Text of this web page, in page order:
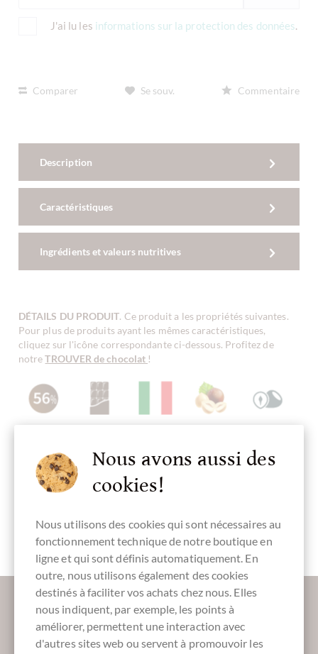
J'ai lu les informations sur la protection des données.
Comparer Se souv. Commentaire
Description
Caractéristiques
Ingrédients et valeurs nutritives
DÉTAILS DU PRODUIT. Ce produit a les propriétés suivantes.
Pour plus de produits ayant les mêmes caractéristiques,
cliquez sur l'icône correspondante ci-dessous. Profitez de
notreTROUVER de chocolat !
sans alcool sans gluten
Emballage
brun
Barre
Fingerfood
doux
Plus d'informations sur le bon chocolat?
Inscrivez-vous ici pour notre SchokoNEWS:
Nous avons aussi des
cookies!
Nous utilisons des cookies qui sont nécessaires au
fonctionnement technique de notre boutique en
ligne et qui sont définis automatiquement. En
outre, nous utilisons également des cookies
destinés à faciliter vos achats chez nous. Elles
nous indiquent, par exemple, les points à
améliorer, permettent une interaction avec
d'autres sites web ou servent à promouvoir les